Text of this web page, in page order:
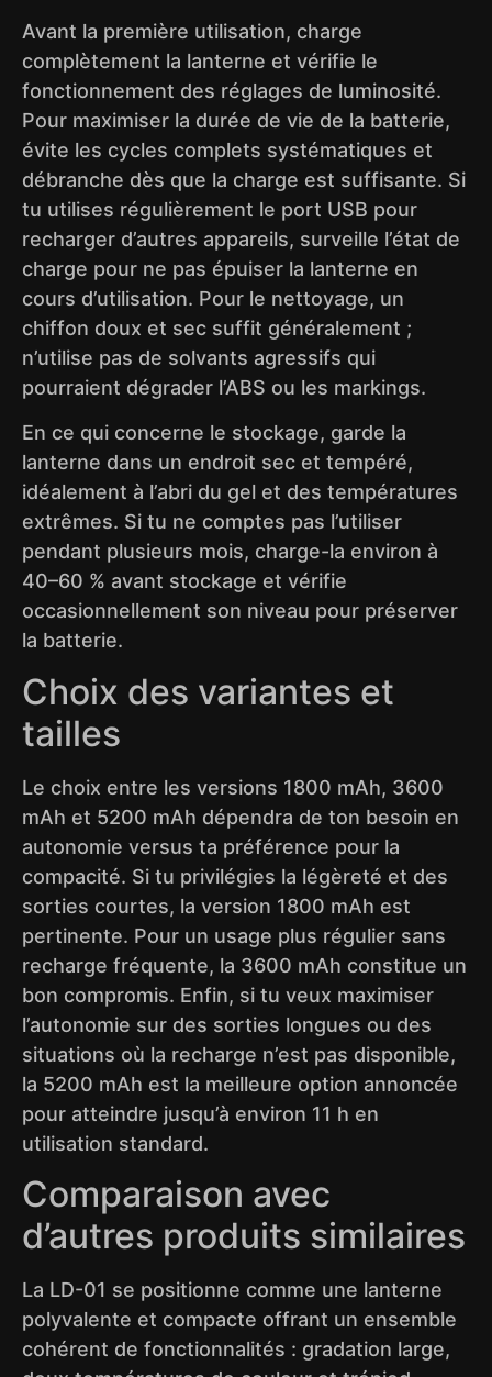
Avant la première utilisation, charge
complètement la lanterne et vérifie le
fonctionnement des réglages de luminosité.
Pour maximiser la durée de vie de la batterie,
évite les cycles complets systématiques et
débranche dès que la charge est suffisante. Si
tu utilises régulièrement le port USB pour
recharger d’autres appareils, surveille l’état de
charge pour ne pas épuiser la lanterne en
cours d’utilisation. Pour le nettoyage, un
chiffon doux et sec suffit généralement ;
n’utilise pas de solvants agressifs qui
pourraient dégrader l’ABS ou les markings.
En ce qui concerne le stockage, garde la
lanterne dans un endroit sec et tempéré,
idéalement à l’abri du gel et des températures
extrêmes. Si tu ne comptes pas l’utiliser
pendant plusieurs mois, charge-la environ à
40–60 % avant stockage et vérifie
occasionnellement son niveau pour préserver
la batterie.
Choix des variantes et
tailles
Le choix entre les versions 1800 mAh, 3600
mAh et 5200 mAh dépendra de ton besoin en
autonomie versus ta préférence pour la
compacité. Si tu privilégies la légèreté et des
sorties courtes, la version 1800 mAh est
pertinente. Pour un usage plus régulier sans
recharge fréquente, la 3600 mAh constitue un
bon compromis. Enfin, si tu veux maximiser
l’autonomie sur des sorties longues ou des
situations où la recharge n’est pas disponible,
la 5200 mAh est la meilleure option annoncée
pour atteindre jusqu’à environ 11 h en
utilisation standard.
Comparaison avec
d’autres produits similaires
La LD-01 se positionne comme une lanterne
polyvalente et compacte offrant un ensemble
cohérent de fonctionnalités : gradation large,